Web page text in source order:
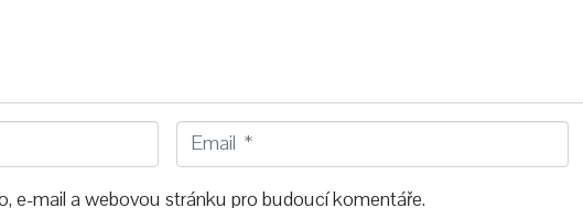
m
a
e-mail a webovou stránku pro budoucí komentáře.